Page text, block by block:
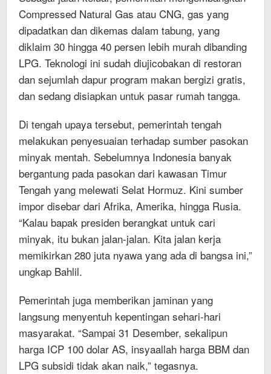
Compressed Natural Gas atau CNG, gas yang
dipadatkan dan dikemas dalam tabung, yang
diklaim 30 hingga 40 persen lebih murah dibanding
LPG. Teknologi ini sudah diujicobakan di restoran
dan sejumlah dapur program makan bergizi gratis,
dan sedang disiapkan untuk pasar rumah tangga.
Di tengah upaya tersebut, pemerintah tengah
melakukan penyesuaian terhadap sumber pasokan
minyak mentah. Sebelumnya Indonesia banyak
bergantung pada pasokan dari kawasan Timur
Tengah yang melewati Selat Hormuz. Kini sumber
impor disebar dari Afrika, Amerika, hingga Rusia.
“Kalau bapak presiden berangkat untuk cari
minyak, itu bukan jalan-jalan. Kita jalan kerja
memikirkan 280 juta nyawa yang ada di bangsa ini,”
ungkap Bahlil.
Pemerintah juga memberikan jaminan yang
langsung menyentuh kepentingan sehari-hari
masyarakat. “Sampai 31 Desember, sekalipun
harga ICP 100 dolar AS, insyaallah harga BBM dan
LPG subsidi tidak akan naik,” tegasnya.